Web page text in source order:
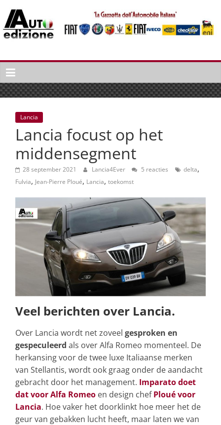
naar
inhoud
Auto
Edizione
La
Gazetta
dell'Automobile
Italiana
autonieuws
lifestyle
Lancia
Lancia focust op het
middensegment
28 september 2021 Lancia4Ever 5 reacties delta,
Fulvia, Jean-Pierre Ploué, Lancia, toekomst
Veel berichten over Lancia.
Over Lancia wordt net zoveel gesproken en
gespeculeerd als over Alfa Romeo momenteel. De
herkansing voor de twee luxe Italiaanse merken
van Stellantis, wordt ook graag onder de aandacht
gebracht door het management. Imparato doet
dat voor Alfa Romeo en design chefPloué voor
Lancia. Hoe vaker het doorklinkt hoe meer het de
geur van gebakken lucht heeft, maar laten we van